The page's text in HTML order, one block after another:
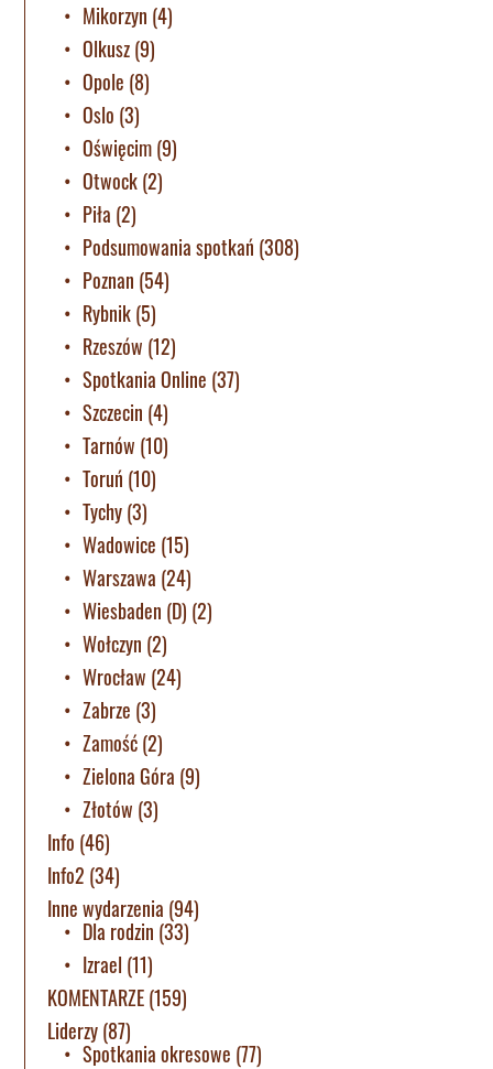
Mikorzyn (4)
Olkusz(9)
Opole (8)
Oslo (3)
Oświęcim(9)
Otwock(2)
Piła (2)
Podsumowania spotkań (308)
Poznan (54)
Rybnik(5)
Rzeszów (12)
Spotkania Online (37)
Szczecin (4)
Tarnów (10)
Toruń (10)
Tychy(3)
Wadowice (15)
Warszawa (24)
Wiesbaden (D) (2)
Wołczyn (2)
Wrocław (24)
Zabrze (3)
Zamość(2)
Zielona Góra (9)
Złotów (3)
Info (46)
Info2 (34)
Inne wydarzenia (94)
Dla rodzin (33)
Izrael (11)
KOMENTARZE(159)
Liderzy(87)
Spotkania okresowe (77)